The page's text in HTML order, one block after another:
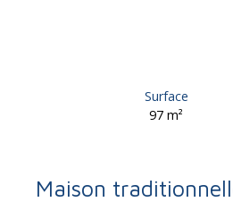
Surface
97m²
Maison